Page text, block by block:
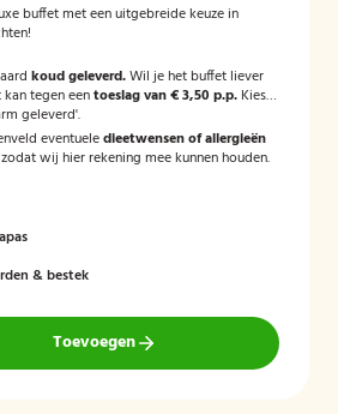
buffet met een uitgebreide keuze in
koud geleverd.Wil je het buffet liever
kan tegen eentoeslag van € 3,50 p.p. Kies
geleverd'.
eventueledieetwensen of allergieën
wij hier rekening mee kunnen houden.
& bestek
Toevoegen